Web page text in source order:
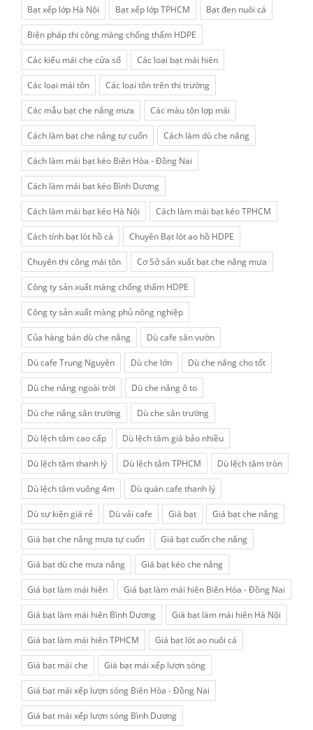
Bạt xếp lớp Hà Nội Bạt xếp lớp TPHCM Bạt đen nuôi cá
Biện pháp thi công màng chống thấm HDPE
Các kiểu mái che cửa sổ Các loại bạt mái hiên
Các loại mái tôn Các loại tôn trên thị trường
Các mẫu bạt che nắng mưa Các màu tôn lợp mái
Cách làm bạt che nắng tự cuốn Cách làm dù che nắng
Cách làm mái bạt kéo Biên Hòa - Đồng Nai
Cách làm mái bạt kéo Bình Dương
Cách làm mái bạt kéo Hà Nội Cách làm mái bạt kéo TPHCM
Cách tính bạt lót hồ cá Chuyên Bạt lót ao hồ HDPE
Chuyên thi công mái tôn Cơ Sở sản xuất bạt che nắng mưa
Công ty sản xuất màng chống thấm HDPE
Công ty sản xuất màng phủ nông nghiệp
Của hàng bán dù che nắng Dù cafe sân vườn
Dù cafe Trung Nguyên Dù che lớn Dù che nắng cho tốt
Dù che nắng ngoài trời Dù che nắng ô to
Dù che nắng sân trường Dù che sân trường
Dù lệch tâm cao cấp Dù lệch tâm giá bảo nhiều
Dù lệch tâm thanh lý Dù lệch tâm TPHCM Dù lệch tâm tròn
Dù lệch tâm vuông 4m Dù quán cafe thanh lý
Dù sự kiện giá rẻ Dù vải cafe Giá bạt Giá bạt che nắng
Giá bạt che nắng mưa tự cuốn Giá bạt cuốn che nắng
Giá bạt dù che mưa nắng Giá bạt kéo che nắng
Giá bạt làm mái hiên Giá bạt làm mái hiên Biên Hòa - Đồng Nai
Giá bạt làm mái hiên Bình Dương Giá bạt làm mái hiên Hà Nội
Giá bạt làm mái hiên TPHCM Giá bạt lót ao nuôi cá
Giá bạt mái che Giá bạt mái xếp lượn sóng
Giá bạt mái xếp lượn sóng Biên Hòa - Đồng Nai
Giá bạt mái xếp lượn sóng Bình Dương